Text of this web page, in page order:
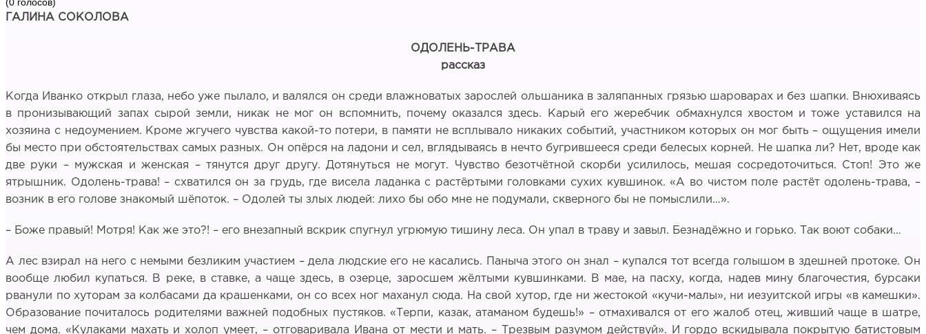
ГАЛИНА СОКОЛОВА
ОДОЛЕНЬ-ТРАВА
рассказ
Когда Иванко открыл глаза, небо уже пылало, и валялся он среди влажноватых зарослей ольшаника в заляпанных грязью шароварах и без шапки. Внюхиваясь
в пронизывающий запах сырой земли, никак не мог он вспомнить, почему оказался здесь. Карый его жеребчик обмахнулся хвостом и тоже уставился на
хозяина с недоумением. Кроме жгучего чувства какой-то потери, в памяти не всплывало никаких событий, участником которых он мог быть – ощущения имели
бы место при обстоятельствах самых разных. Он опёрся на ладони и сел, вглядываясь в нечто бугрившееся среди белесых корней. Не шапка ли? Нет, вроде как
две руки – мужская и женская – тянутся друг другу. Дотянуться не могут. Чувство безотчётной скорби усилилось, мешая сосредоточиться. Стоп! Это же
ятрышник. Одолень-трава! – схватился он за грудь, где висела ладанка с растёртыми головками сухих кувшинок. «А во чистом поле растёт одолень-трава, –
возник в его голове знакомый шёпоток. – Одолей ты злых людей: лихо бы обо мне не подумали, скверного бы не помыслили…».
– Боже правый! Мотря! Как же это?! – его внезапный вскрик спугнул угрюмую тишину леса. Он упал в траву и завыл. Безнадёжно и горько. Так воют собаки…
А лес взирал на него с немыми безликим участием – дела людские его не касались. Паныча этого он знал – купался тот всегда голышом в здешней протоке. Он
вообще любил купаться. В реке, в ставке, а чаще здесь, в озерце, заросшем жёлтыми кувшинками. В мае, на пасху, когда, надев мину благочестия, бурсаки
рванули по хуторам за колбасами да крашенками, он со всех ног маханул сюда. На свой хутор, где ни жестокой «кучи-малы», ни иезуитской игры «в камешки».
Образование почиталось родителями важней подобных пустяков. «Терпи, казак, атаманом будешь!» – отмахивался от его жалоб отец, живший чаще в шатре,
чем дома. «Кулаками махать и холоп умеет, – отговаривала Ивана от мести и мать. – Трезвым разумом действуй». И гордо вскидывала покрытую батистовым